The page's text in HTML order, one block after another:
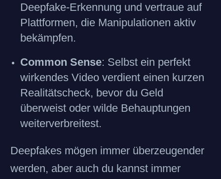
Deepfake-Erkennung und vertraue auf
Plattformen, die Manipulationen aktiv
bekämpfen.
Common Sense: Selbst ein perfekt
wirkendes Video verdient einen kurzen
Realitätscheck, bevor du Geld
überweist oder wilde Behauptungen
weiterverbreitest.
Deepfakes mögen immer überzeugender
werden, aber auch du kannst immer